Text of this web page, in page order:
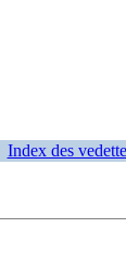
Index des